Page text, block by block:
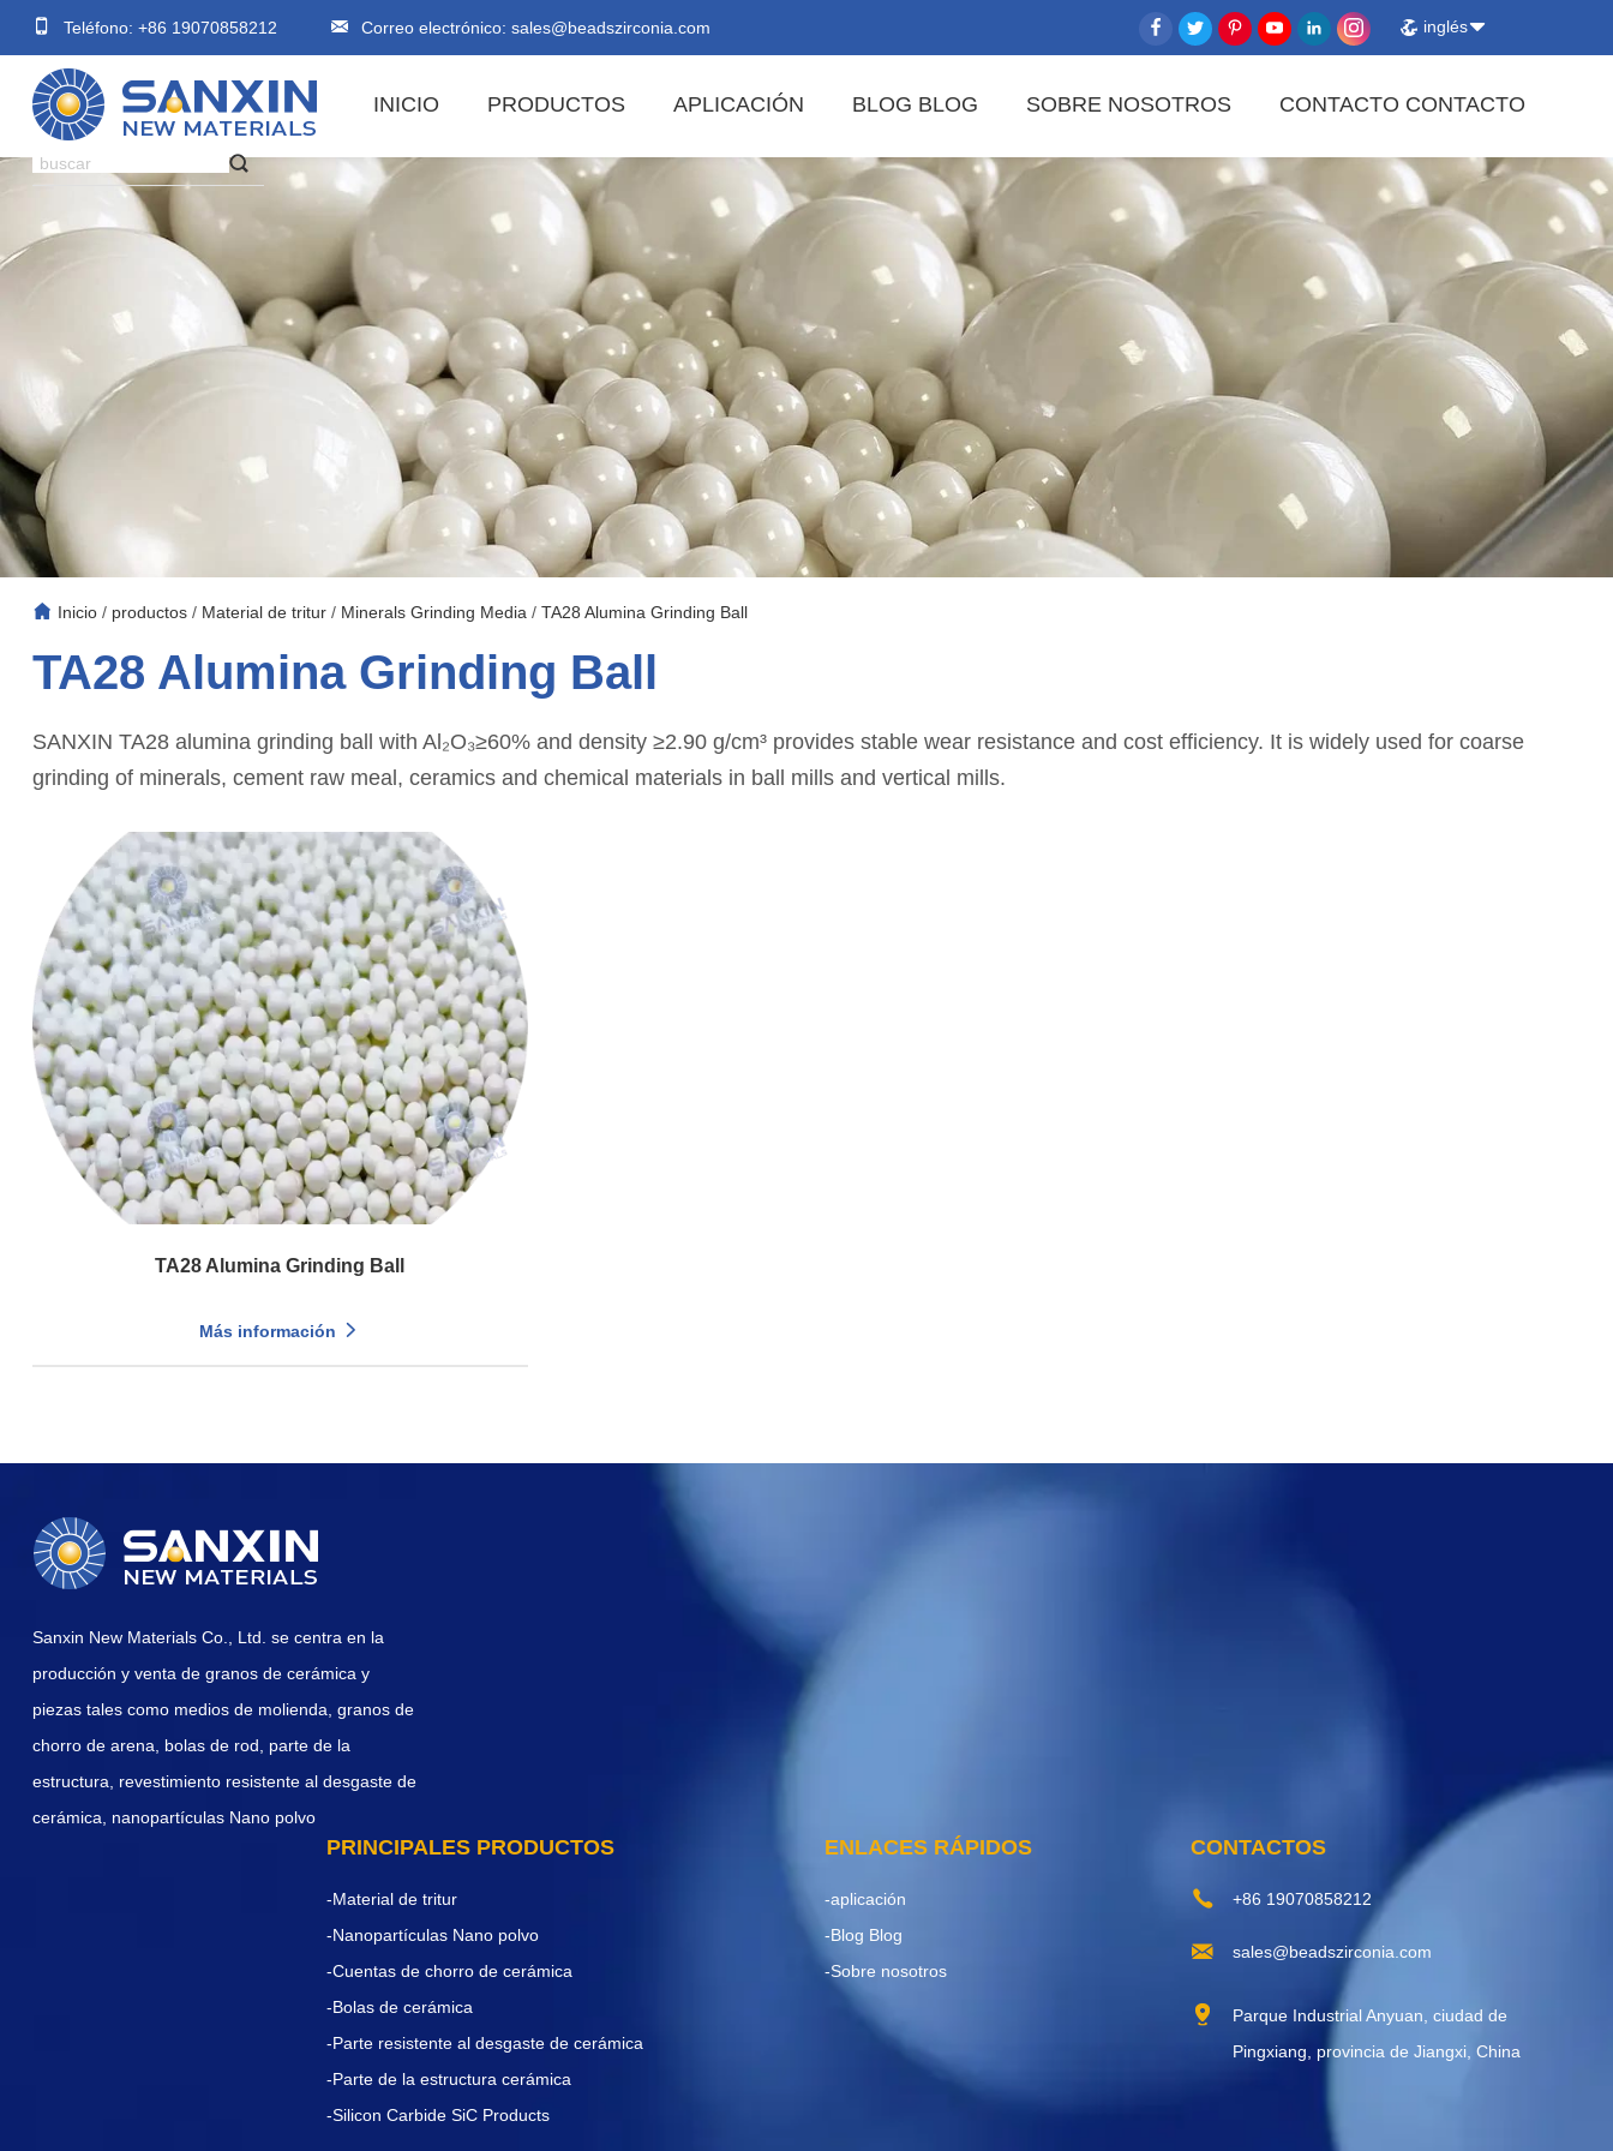
Teléfono: +86 19070858212 Correo electrónico: sales@beadszirconia.com inglés
INICIO PRODUCTOS APLICACIÓN BLOG BLOG SOBRE NOSOTROS CONTACTO CONTACTO
Inicio/ productos/ Material de tritur/ Minerals Grinding Media / TA28 Alumina Grinding Ball
TA28 Alumina Grinding Ball
SANXIN TA28 alumina grinding ball with Al₂O₃≥60% and density ≥2.90 g/cm³ provides stable wear resistance and cost efficiency. It is widely used for coarse
grinding of minerals, cement raw meal, ceramics and chemical materials in ball mills and vertical mills.
TA28 Alumina Grinding Ball
Más información
Sanxin New Materials Co., Ltd. se centra en la
producción y venta de granos de cerámica y
piezas tales como medios de molienda, granos de
chorro de arena, bolas de rod, parte de la
estructura, revestimiento resistente al desgaste de
cerámica, nanopartículas Nano polvo
PRINCIPALES PRODUCTOS
-Material de tritur
-Nanopartículas Nano polvo
-Cuentas de chorro de cerámica
-Bolas de cerámica
-Parte resistente al desgaste de cerámica
-Parte de la estructura cerámica
-Silicon Carbide SiC Products
ENLACES RÁPIDOS
-aplicación
-Blog Blog
-Sobre nosotros
CONTACTOS
+86 19070858212
sales@beadszirconia.com
Parque Industrial Anyuan, ciudad de
Pingxiang, provincia de Jiangxi, China